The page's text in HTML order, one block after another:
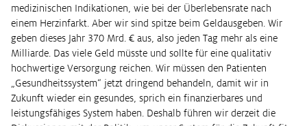
medizinischen Indikationen, wie bei der Überlebensrate nach
einem Herzinfarkt. Aber wir sind spitze beim Geldausgeben. Wir
geben dieses Jahr 370 Mrd. € aus, also jeden Tag mehr als eine
Milliarde. Das viele Geld müsste und sollte für eine qualitativ
hochwertige Versorgung reichen. Wir müssen den Patienten
„Gesundheitssystem“ jetzt dringend behandeln, damit wir in
Zukunft wieder ein gesundes, sprich ein finanzierbares und
leistungsfähiges System haben. Deshalb führen wir derzeit die